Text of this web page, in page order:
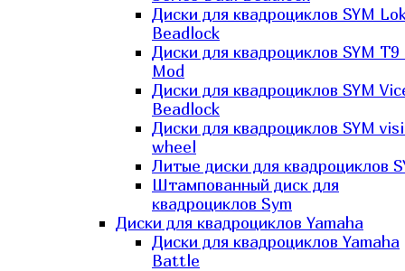
Диски для квадроциклов SYM
Beadlock
Диски для квадроциклов SYM T9
Mod
Диски для квадроциклов SYM
Beadlock
Диски для квадроциклов SYM
wheel
Литые диски для квадроциклов
Штампованный диск для
квадроциклов Sym
Диски для квадроциклов Yamaha
Диски для квадроциклов Yamaha
Battle